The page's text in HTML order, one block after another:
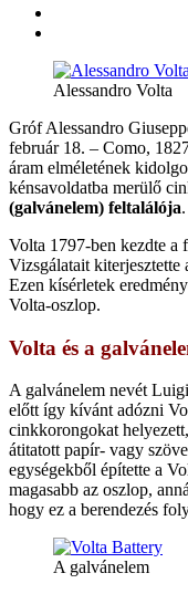
Alessandro Volta
Gróf Alessandro
február 18. – Como,
áram elméletének
kénsavoldatba merülő
(galvánelem) feltalálója.
Volta 1797-ben kezdte a
Vizsgálatait kiterjesztette
Ezen kísérletek
Volta-oszlop.
Volta és a
A galvánelem nevét
előtt így kívánt adózni
cinkkorongokat
átitatott papír- vagy
egységekből építette a
magasabb az oszlop,
hogy ez a berendezés
A galvánelem